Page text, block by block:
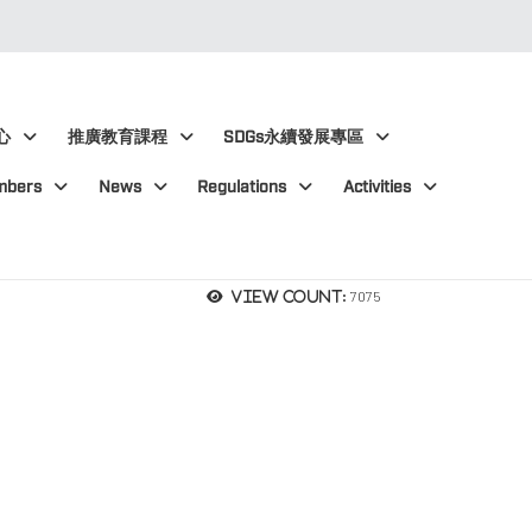
推廣教育課程 SDGs永續發展專區
News Regulations Activities
View count: 7075